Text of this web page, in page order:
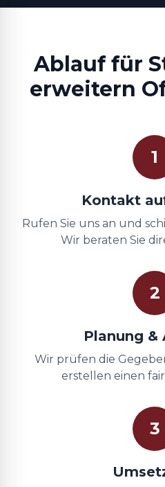
Ablauf für
erweitern
1
Kontakt
Rufen Sie uns an und
Wir beraten Sie
2
Planung &
Wir prüfen die
erstellen einen
3